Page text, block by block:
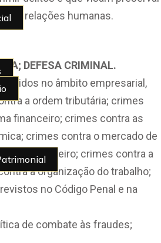
relações humanas.
DEFESA CRIMINAL.
no âmbito empresarial,
a ordem tributária; crimes
financeiro; crimes contra as
crimes contra o mercado de
de dinheiro; crimes contra a
a organização do trabalho;
no Código Penal e na
de combate às fraudes;